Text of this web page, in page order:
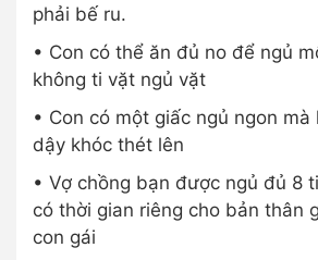
phải bế ru.
• Con có thể ăn đủ no để ngủ
không ti vặt ngủ vặt
• Con có một giấc ngủ ngon mà
dậy khóc thét lên
• Vợ chồng bạn được ngủ đủ 8
có thời gian riêng cho bản thân
con gái